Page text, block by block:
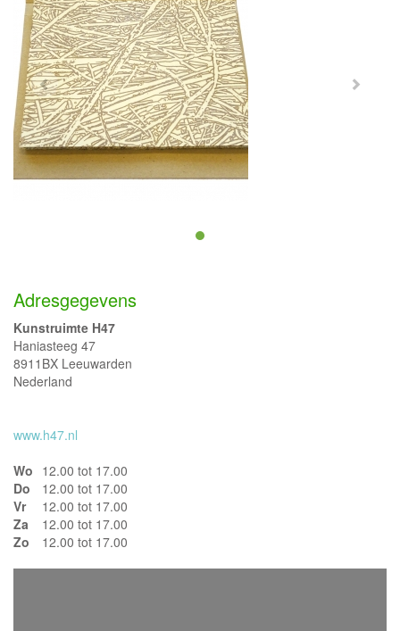
Adresgegevens
Kunstruimte H47
Haniasteeg 47
8911BX Leeuwarden
Nederland
www.h47.nl
Wo 12.00 tot 17.00
Do
12.00 tot 17.00
Vr
12.00 tot 17.00
Za
12.00 tot 17.00
Zo
12.00 tot 17.00